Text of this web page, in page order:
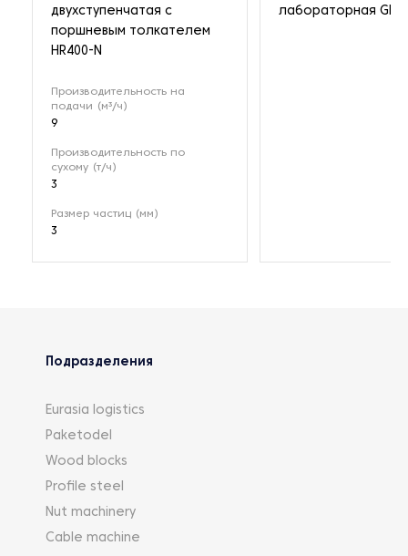
двухступенчатая с
поршневым толкателем
HR400-N
Производительность на
подачи (м³/ч)
9
Производительность по
сухому (т/ч)
3
Размер частиц (мм)
3
лабораторная
Подразделения
Eurasia logistics
Paketodel
Wood blocks
Profile steel
Nut machinery
Cable machine